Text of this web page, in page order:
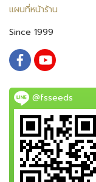
แผนที่หน้าร้าน
Since 1999
@fsseeds